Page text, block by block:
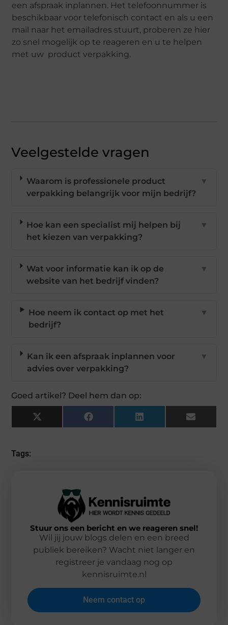
een afspraak inplannen. Het telefoonnummer is
beschikbaar voor telefonisch contact en als u een
mail naar het emailadres stuurt, proberen ze hier
zo snel mogelijk op te reageren en u te helpen
met uw product verpakking.
Veelgestelde vragen
Waarom is professionele product
verpakking belangrijk voor mijn bedrijf?
▼
Hoe kan een specialist mij helpen bij
het kiezen van verpakking?
▼
Wat voor informatie kan ik op de
website van het bedrijf vinden?
▼
Hoe neem ik contact op met het
bedrijf?
▼
Kan ik een afspraak inplannen voor
advies over verpakking?
▼
Goed artikel? Deel hem dan op:
X
(Twitter)
Facebook LinkedIn Email
Tags:
Stuur ons een bericht en we reageren snel!
Wil jij jouw blogs delen en een breed
publiek bereiken? Wacht niet langer en
registreer je vandaag nog op
kennisruimte.nl
Neem contact op